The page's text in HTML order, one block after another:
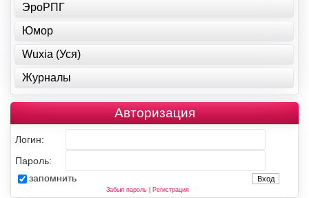
ЭроРПГ
Юмор
Wuxia (Уся)
Журналы
Авторизация
Логин:
Пароль:
запомнить
Забыл пароль| Регистрация